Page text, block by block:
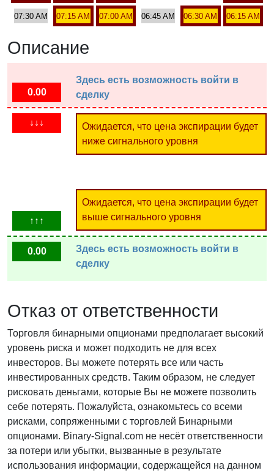
07:30 AM 07:15 AM 07:00 AM 06:45 AM 06:30 AM 06:15 AM
Описание
0.00
Здесь есть возможность войти в
сделку
↓↓↓
Ожидается, что цена экспирации будет
ниже сигнального уровня
↑↑↑
Ожидается, что цена экспирации будет
выше сигнального уровня
0.00
Здесь есть возможность войти в
сделку
Отказ от ответственности
Торговля бинарными опционами предполагает высокий
уровень риска и может подходить не для всех
инвесторов. Вы можете потерять все или часть
инвестированных средств. Таким образом, не следует
рисковать деньгами, которые Вы не можете позволить
себе потерять. Пожалуйста, ознакомьтесь со всеми
рисками, сопряженными с торговлей Бинарными
опционами. Binary-Signal.com не несёт ответственности
за потери или убытки, вызванные в результате
использования информации, содержащейся на данном